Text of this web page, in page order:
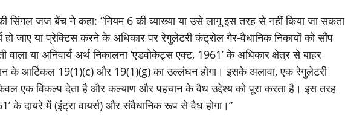
सिंगल जज बेंच ने कहा: “नियम 6 की व्याख्या या उसे लागू इस तरह से नहीं किया जा सकता
हो जाए या प्रेक्टिस करने के अधिकार पर रेगुलेटरी कंट्रोल गैर-वैधानिक निकायों को सौंप
या अनिवार्य अर्थ निकालना ‘एडवोकेट्स एक्ट, 1961’ के अधिकार क्षेत्र से बाहर
के आर्टिकल 19(1)(c) और 19(1)(g) का उल्लंघन होगा। इसके अलावा, एक रेगुलेटरी
एक विकल्प देता है और कल्याण और पहचान के वैध उद्देश्य को पूरा करता है। इस तरह
के दायरे में (इंट्रा वायर्स) और संवैधानिक रूप से वैध होगा।”